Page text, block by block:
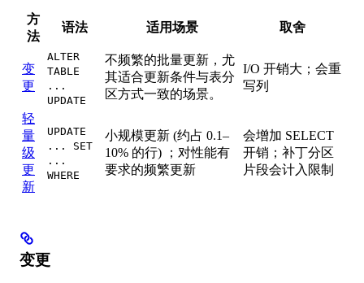
方
法
语法 适用场景 取舍
变
更
ALTER
TABLE
...
UPDATE
不频繁的批量更新，尤
其适合更新条件与表分
区方式一致的场景。
I/O 开销大；会重
写列
轻
量
级
更
新
UPDATE
... SET
...
WHERE
小规模更新 (约占 0.1–
10% 的行) ；对性能有
要求的频繁更新
会增加 SELECT
开销；补丁分区
片段会计入限制
变更